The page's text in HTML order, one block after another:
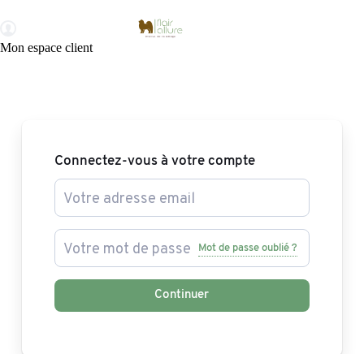
Mon espace client
Connectez-vous à votre compte
Mot de passe oublié ?
Continuer